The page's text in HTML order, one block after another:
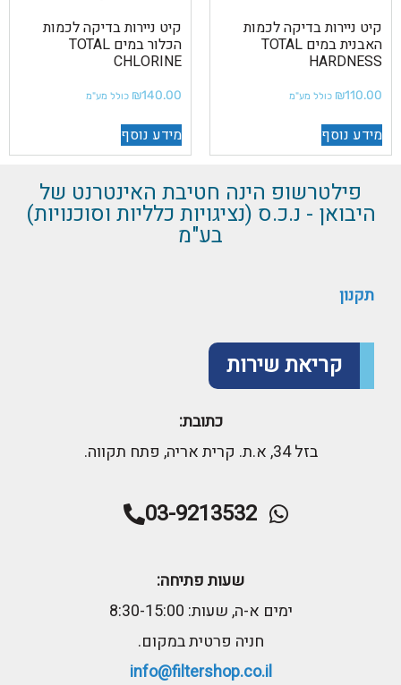
קיט ניירות בדיקה לכמות
האבנית במים TOTAL
HARDNESS
₪110.00 כולל מע"מ
מידע נוסף
קיט ניירות בדיקה לכמות
הכלור במים TOTAL
CHLORINE
₪140.00 כולל מע"מ
מידע נוסף
פילטרשופ הינה חטיבת האינטרנט של
היבואן - נ.כ.ס (נציגויות כלליות וסוכנויות)
בע"מ
תקנון
קריאת שירות
כתובת:
בזל 34, א.ת. קרית אריה, פתח תקווה.
03-9213532
שעות פתיחה:
ימים א-ה, שעות: 8:30-15:00
חניה פרטית במקום.
info@filtershop.co.il